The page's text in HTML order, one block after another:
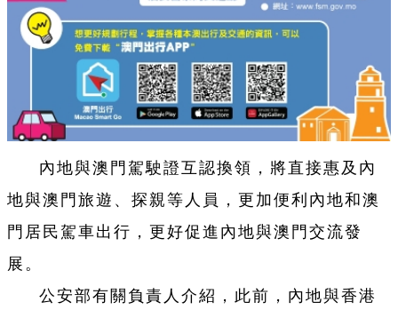
內地與澳門駕駛證互認換領，將直接惠及內
地與澳門旅遊、探親等人員，更加便利內地和澳
門居民駕車出行，更好促進內地與澳門交流發
展。
公安部有關負責人介紹，此前，內地與香港